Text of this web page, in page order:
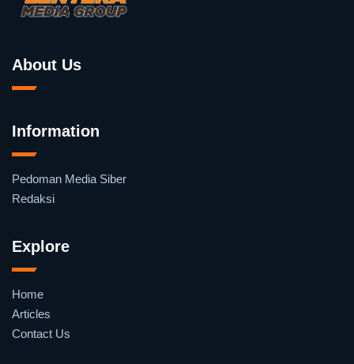
About Us
Information
Pedoman Media Siber
Redaksi
Explore
Home
Articles
Contact Us